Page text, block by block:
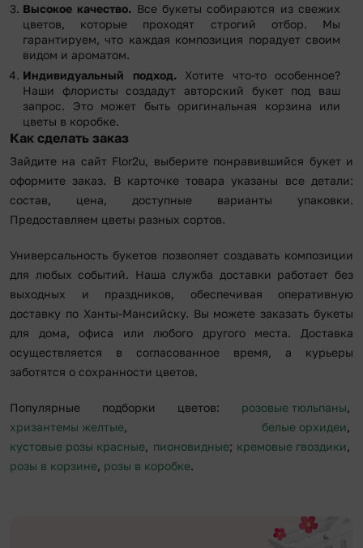
Высокое качество. Все букеты собираются из свежих
цветов, которые проходят строгий отбор. Мы
гарантируем, что каждая композиция порадует своим
видом и ароматом.
Индивидуальный подход.Хотите что-то особенное?
Наши флористы создадут авторский букет под ваш
запрос. Это может быть оригинальная корзина или
цветы в коробке.
Как сделать заказ
Зайдите на сайт Flor2u, выберите понравившийся букет и
оформите заказ. В карточке товара указаны все детали:
состав, цена, доступные варианты упаковки.
Предоставляем цветы разных сортов.
Универсальность букетов позволяет создавать композиции
для любых событий. Наша служба доставки работает без
выходных и праздников, обеспечивая оперативную
доставку по Ханты-Мансийску. Вы можете заказать букеты
для дома, офиса или любого другого места. Доставка
осуществляется в согласованное время, а курьеры
заботятся о сохранности цветов.
Популярные подборки цветов: розовые тюльпаны,
хризантемы желтые, белые орхидеи,
кустовые розы красные, пионовидные; кремовые гвоздики,
розы в корзине, розы в коробке.